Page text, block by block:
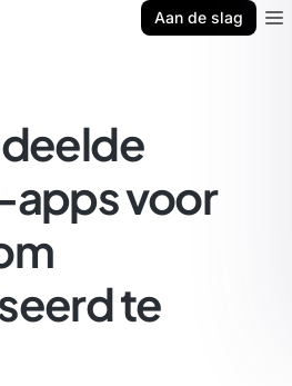
Aan de slag
voor
te